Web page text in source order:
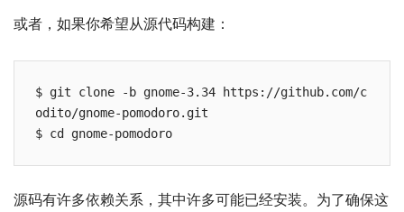
或者，如果你希望从源代码构建：
$ git clone -b gnome-3.34 https://github.com/c
odito/gnome-pomodoro.git
源码有许多依赖关系，其中许多可能已经安装。为了确保这